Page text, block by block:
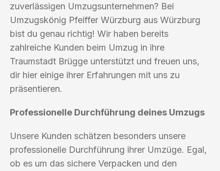
zuverlässigen Umzugsunternehmen? Bei
Umzugskönig Pfeiffer Würzburg aus Würzburg
bist du genau richtig! Wir haben bereits
zahlreiche Kunden beim Umzug in ihre
Traumstadt Brügge unterstützt und freuen uns,
dir hier einige ihrer Erfahrungen mit uns zu
präsentieren.
Professionelle Durchführung deines Umzugs
Unsere Kunden schätzen besonders unsere
professionelle Durchführung ihrer Umzüge. Egal,
ob es um das sichere Verpacken und den